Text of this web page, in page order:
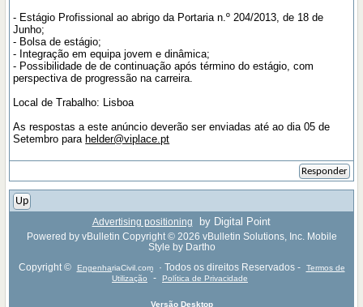
- Estágio Profissional ao abrigo da Portaria n.º 204/2013, de 18 de
Junho;
- Bolsa de estágio;
- Integração em equipa jovem e dinâmica;
- Possibilidade de de continuação após término do estágio, com
perspectiva de progressão na carreira.
Local de Trabalho: Lisboa
As respostas a este anúncio deverão ser enviadas até ao dia 05 de
Setembro para helder@viplace.pt
Responder
Up
Advertising positioning by Digital Point
Powered by vBulletin Copyright © 2026 vBulletin Solutions, Inc. Mobile
Style by Dartho
Copyright ©
EngenhariaCivil.com · Todos os direitos Reservados -
Termos de
Utilização
- Política de Privacidade
Versão Desktop